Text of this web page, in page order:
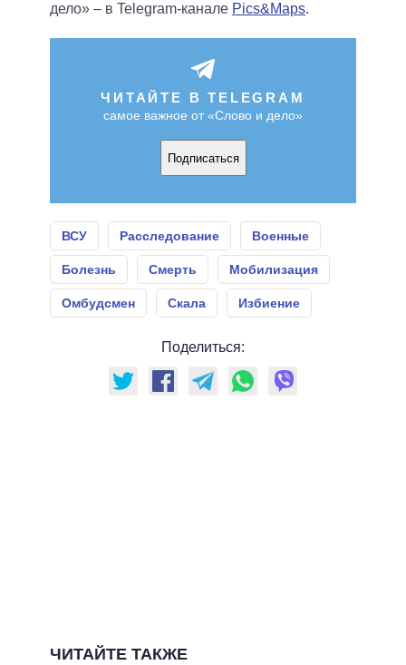
дело» – в Telegram-канале Pics&Maps.
ЧИТАЙТЕ В TELEGRAM
самое важное от «Слово и дело»
Подписаться
ВСУ Расследование Военные
Болезнь Смерть Мобилизация
Омбудсмен Скала Избиение
Поделиться:
ЧИТАЙТЕ ТАКЖЕ